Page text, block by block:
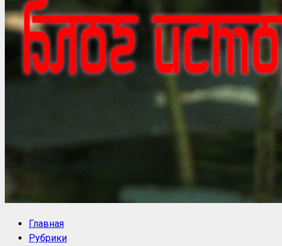
Блог историй NoorySan
Главная
Рубрики